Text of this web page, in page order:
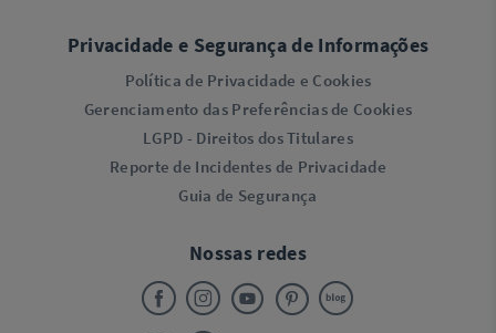
Privacidade e Segurança de Informações
Política de Privacidade e Cookies
Gerenciamento das Preferências de Cookies
LGPD - Direitos dos Titulares
Reporte de Incidentes de Privacidade
Guia de Segurança
Nossas redes